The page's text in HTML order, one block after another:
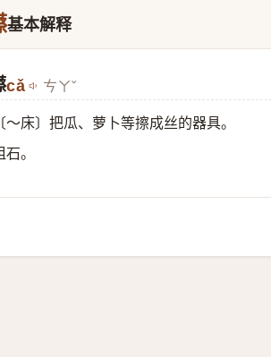
基本解释
cǎ ㄘㄚˇ
〔～床〕把瓜、萝卜等擦成丝的器具。
石。